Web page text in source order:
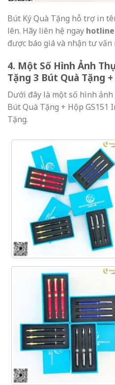
Bút Ký Quà Tặng hỗ trợ in
lên. Hãy liên hệ ngay hotline
được báo giá và nhận tư
4. Một Số Hình Ảnh
Tặng 3 Bút Quà Tặng
Dưới đây là một số hình ảnh
Bút Quà Tặng + Hộp GS151
Tặng.